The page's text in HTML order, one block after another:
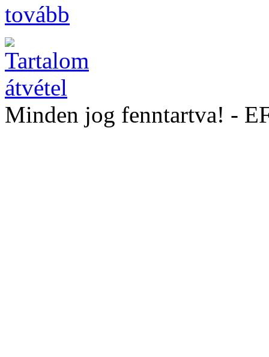
tovább
Minden jog fenntartva! -